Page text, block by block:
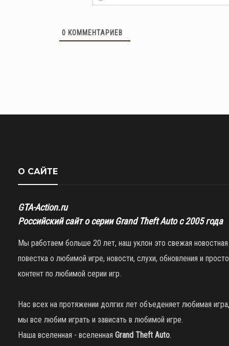
0 КОММЕНТАРИЕВ
О САЙТЕ
GTA-Action.ru
Российский сайт о серии Grand Theft Auto с 2005 года
Мы работаем больше 20 лет, наш уклон это свежая новостная
повестка о любимой игре, новости, слухи, обновления и просто
контент по любимой серии игр.
Нас всех на протяжении долгих лет объеденяет любимая игра,
мы все любим играть и зависать в любимой игре.
Наша вселенная - вселенная Grand Theft Auto.